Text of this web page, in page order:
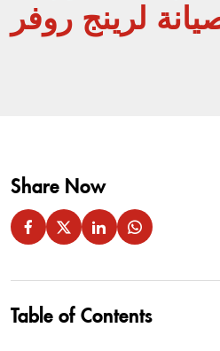
صيانة لرينج روفر
Share Now
Table of Contents